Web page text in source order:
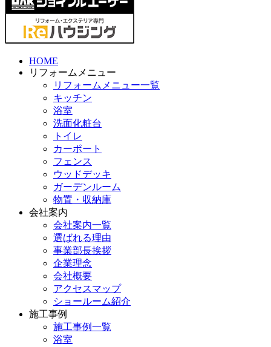
HOME
リフォームメニュー
リフォームメニュー一覧
キッチン
浴室
洗面化粧台
トイレ
カーポート
フェンス
ウッドデッキ
ガーデンルーム
物置・収納庫
会社案内
会社案内一覧
選ばれる理由
事業部長挨拶
企業理念
会社概要
アクセスマップ
ショールーム紹介
施工事例
施工事例一覧
浴室